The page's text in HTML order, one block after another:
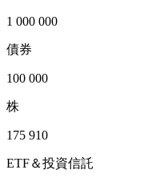
1 000 000
債券
100 000
株
175 910
ETF＆投資信託